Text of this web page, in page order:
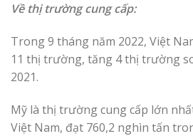
Về thị trường cung cấp:
Trong 9 tháng năm 2022, Việt
11 thị trường, tăng 4 thị trường
2021.
Mỹ là thị trường cung cấp lớn
Việt Nam, đạt 760,2 nghìn tấn